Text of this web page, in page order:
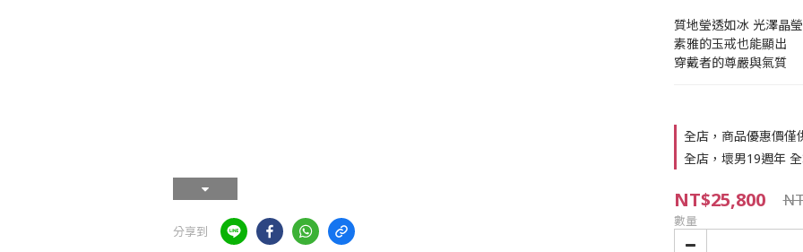
分享到
質地瑩透如冰 光澤晶瑩
素雅的玉戒也能顯出
穿戴者的尊嚴與氣質
全店，商品優惠價僅
全店，壞男19週年
NT$25,800
數量